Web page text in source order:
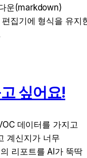
운(markdown)
집기에 형식을 유지
싶어요!
데이터를 가지고
계신지가 너무
리포트를 AI가 뚝딱